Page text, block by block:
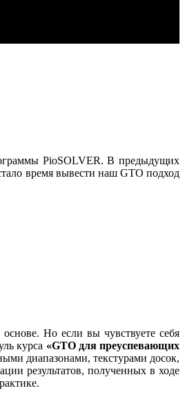
PioSOLVER. В предыдущих
время вывести наш GTO подход
Но если вы чувствуете себя
курса «GTOдля преуспевающих
диапазонами, текстурами досок,
результатов, полученных в ходе